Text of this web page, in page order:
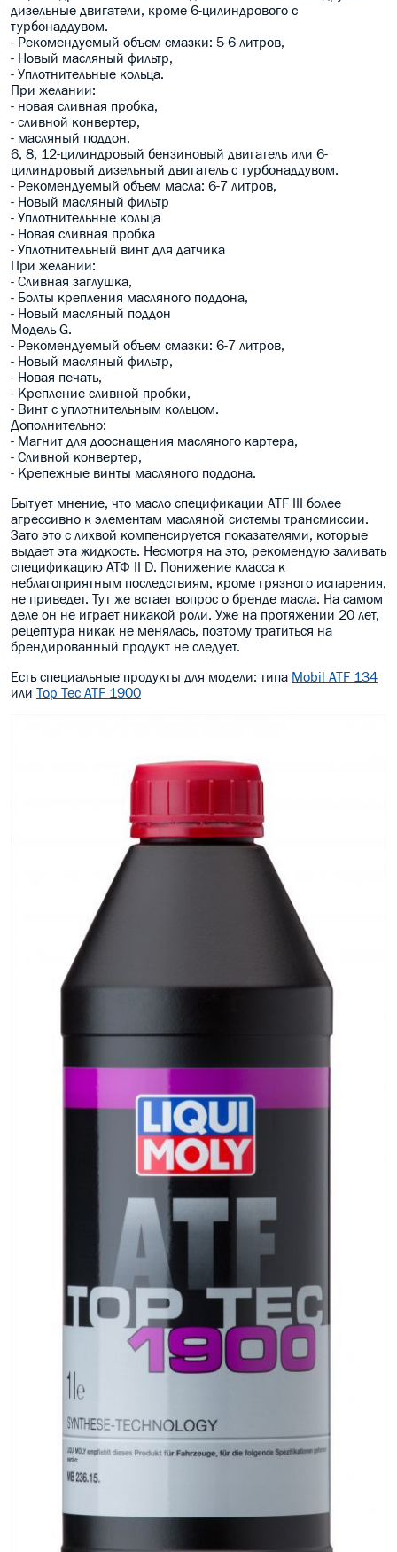
дизельные двигатели, кроме 6-цилиндрового с
турбонаддувом.
- Рекомендуемый объем смазки: 5-6 литров,
- Новый масляный фильтр,
- Уплотнительные кольца.
При желании:
- новая сливная пробка,
- сливной конвертер,
- масляный поддон.
6, 8, 12-цилиндровый бензиновый двигатель или 6-
цилиндровый дизельный двигатель с турбонаддувом.
- Рекомендуемый объем масла: 6-7 литров,
- Новый масляный фильтр
- Уплотнительные кольца
- Новая сливная пробка
- Уплотнительный винт для датчика
При желании:
- Сливная заглушка,
- Болты крепления масляного поддона,
- Новый масляный поддон
Модель G.
- Рекомендуемый объем смазки: 6-7 литров,
- Новый масляный фильтр,
- Новая печать,
- Крепление сливной пробки,
- Винт с уплотнительным кольцом.
Дополнительно:
- Магнит для дооснащения масляного картера,
- Сливной конвертер,
- Крепежные винты масляного поддона.
Бытует мнение, что масло спецификации ATF III более
агрессивно к элементам масляной системы трансмиссии.
Зато это с лихвой компенсируется показателями, которые
выдает эта жидкость. Несмотря на это, рекомендую заливать
спецификацию АТФ II D. Понижение класса к
неблагоприятным последствиям, кроме грязного испарения,
не приведет. Тут же встает вопрос о бренде масла. На самом
деле он не играет никакой роли. Уже на протяжении 20 лет,
рецептура никак не менялась, поэтому тратиться на
брендированный продукт не следует.
Есть специальные продукты для модели: типа Mobil ATF 134
или Top Tec ATF 1900